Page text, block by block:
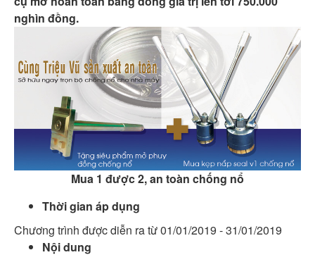
nghìn đồng.
Mua 1 được 2, an toàn chống nổ
Thời gian áp dụng
Chương trình được diễn ra từ 01/01/2019 - 31/01/2019
Nội dung